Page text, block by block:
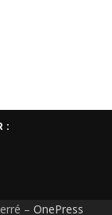
:
– OnePress